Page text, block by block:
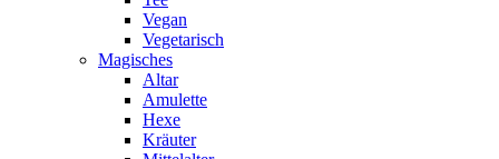
Vegan
Vegetarisch
Magisches
Altar
Amulette
Hexe
Kräuter